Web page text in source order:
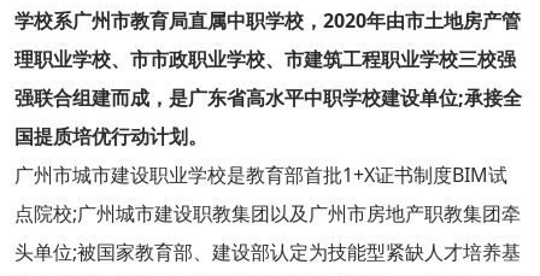
学校系广州市教育局直属中职学校，2020年由市土地房产管
理职业学校、市市政职业学校、市建筑工程职业学校三校强
强联合组建而成，是广东省高水平中职学校建设单位;承接全
国提质培优行动计划。
广州市城市建设职业学校是教育部首批1+X证书制度BIM试
点院校;广州城市建设职教集团以及广州市房地产职教集团牵
头单位;被国家教育部、建设部认定为技能型紧缺人才培养基